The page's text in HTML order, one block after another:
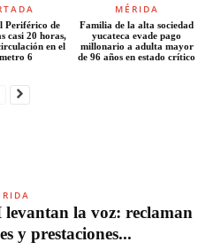
Periférico de
casi 20 horas,
en el
6
MÉRIDA
Familia de la alta sociedad
yucateca evade pago
millonario a adulta mayor
de 96 años en estado crítico
la voz: reclaman
y prestaciones...